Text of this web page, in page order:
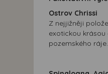
Ostrov Chrissi
Z nejjižněji
exotickou
pozemského ráje.